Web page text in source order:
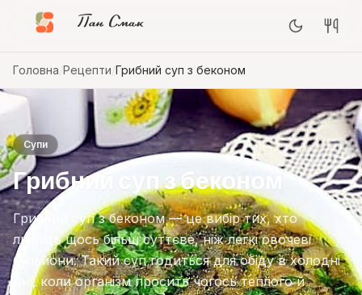
Пан Смак
Головна Рецепти Грибний суп з беконом
Супи
Грибний суп з беконом
Грибний суп з беконом — це вибір тих, хто
любить щось більш суттєве, ніж легкі овочеві
бульйони. Такий суп годиться для обіду в холодні
дні, коли організм просить чогось теплого й